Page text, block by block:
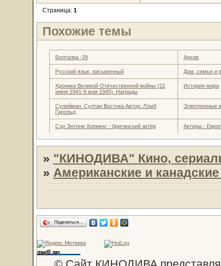
Страница: 1
Похожие темы
Болталка -39 Архив
Русский язык, письменный Дом, семья и
Хроника Великой Отечественной войны (22
июня 1941-9 мая 1945). Награды
История мира
Сулейман. Султан Востока Автор: Лэмб
Гарольд
Электронные
Сэр Энтони Хопкинс - британский актёр Актеры -
» "КИНОДИВА" Кино,
» Американские и
Поделиться…